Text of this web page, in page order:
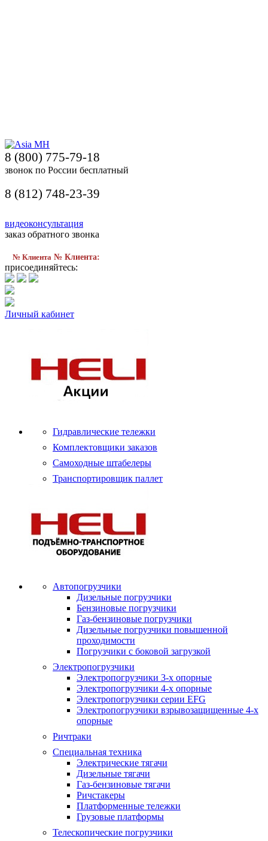
8 (800) 775-79-18
звонок по России бесплатный
8 (812) 748-23-39
видеоконсультация
заказ обратного звонка
№ Клиента № Клиента:
присоединяйтесь:
Личный кабинет
Гидравлические тележки
Комплектовщики заказов
Самоходные штабелеры
Транспортировщик паллет
Автопогрузчики
Дизельные погрузчики
Бензиновые погрузчики
Газ-бензиновые погрузчики
Дизельные погрузчики повышенной
проходимости
Погрузчики с боковой загрузкой
Электропогрузчики
Электропогрузчики 3-х опорные
Электропогрузчики 4-х опорные
Электропогрузчики серии EFG
Электропогрузчики взрывозащищенные 4-х
опорные
Ричтраки
Специальная техника
Электрические тягачи
Дизельные тягачи
Газ-бензиновые тягачи
Ричстакеры
Платформенные тележки
Грузовые платформы
Телескопические погрузчики